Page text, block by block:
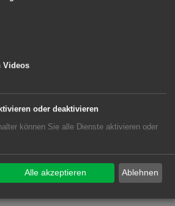
Als Faxe
findet, muss
aufgebrachten
Und immer
sich, dass seine Ideen
jede Muskelkraft …
Kinderbücher
Videos
oder deaktivieren
können Sie alle Dienste aktivieren oder
Ablehnen
Alle akzeptieren